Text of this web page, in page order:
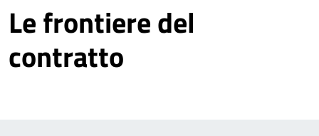
Le frontiere del
contratto